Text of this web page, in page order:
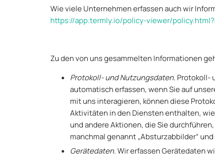
Wie viele Unternehmen erfassen auch wir
https://app.termly.io/policy-viewer/
Zu den von uns gesammelten Informationen
Protokoll- und Nutzungsdaten. Protokoll-
automatisch erfassen, wenn Sie auf
mit uns interagieren, können diese
Aktivitäten in den Diensten enthalten,
und andere Aktionen, die Sie
manchmal genannt „Absturzabbilder“
Gerätedaten. Wir erfassen Gerätedaten